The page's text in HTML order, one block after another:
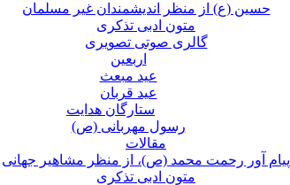
حسین (ع) از منظر اندیشمندان غیر مسلمان
متون ادبی تذکری
گالری صوتی تصویری
اربعین
عید مبعث
عید قربان
ستارگان هدایت
رسول مهربانی (ص)
مقالات
پیام آور رحمت محمد (ص)، از منظر مشاهیر جهانی
متون ادبی تذکری